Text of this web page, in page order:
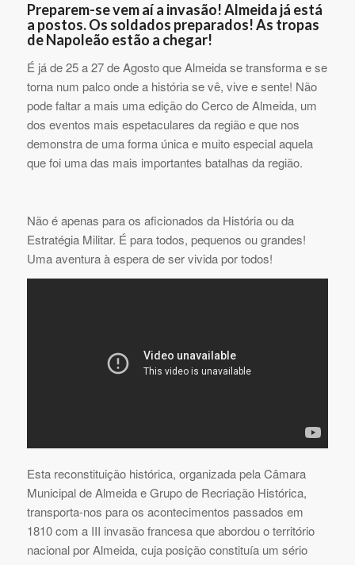
Preparem-se vem aí a invasão! Almeida já está
a postos. Os soldados preparados! As tropas
de Napoleão estão a chegar!
É já de 25 a 27 de Agosto que Almeida se transforma e se
torna num palco onde a história se vê, vive e sente! Não
pode faltar a mais uma edição do Cerco de Almeida, um
dos eventos mais espetaculares da região e que nos
demonstra de uma forma única e muito especial aquela
que foi uma das mais importantes batalhas da região.
Não é apenas para os aficionados da História ou da
Estratégia Militar. É para todos, pequenos ou grandes!
Uma aventura à espera de ser vivida por todos!
Esta reconstituição histórica, organizada pela Câmara
Municipal de Almeida e Grupo de Recriação Histórica,
transporta-nos para os acontecimentos passados em
1810 com a III invasão francesa que abordou o território
nacional por Almeida, cuja posição constituía um sério